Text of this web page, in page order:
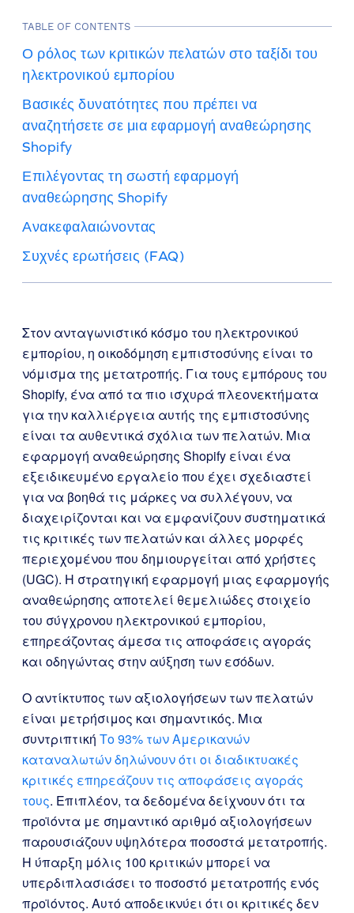
TABLE OF CONTENTS
Ο ρόλος των κριτικών πελατών στο ταξίδι του
ηλεκτρονικού εμπορίου
Βασικές δυνατότητες που πρέπει να
αναζητήσετε σε μια εφαρμογή αναθεώρησης
Shopify
Επιλέγοντας τη σωστή εφαρμογή
αναθεώρησης Shopify
Ανακεφαλαιώνοντας
Συχνές ερωτήσεις (FAQ)
Στον ανταγωνιστικό κόσμο του ηλεκτρονικού
εμπορίου, η οικοδόμηση εμπιστοσύνης είναι το
νόμισμα της μετατροπής. Για τους εμπόρους του
Shopify, ένα από τα πιο ισχυρά πλεονεκτήματα
για την καλλιέργεια αυτής της εμπιστοσύνης
είναι τα αυθεντικά σχόλια των πελατών. Μια
εφαρμογή αναθεώρησης Shopify είναι ένα
εξειδικευμένο εργαλείο που έχει σχεδιαστεί
για να βοηθά τις μάρκες να συλλέγουν, να
διαχειρίζονται και να εμφανίζουν συστηματικά
τις κριτικές των πελατών και άλλες μορφές
περιεχομένου που δημιουργείται από χρήστες
(UGC). Η στρατηγική εφαρμογή μιας εφαρμογής
αναθεώρησης αποτελεί θεμελιώδες στοιχείο
του σύγχρονου ηλεκτρονικού εμπορίου,
επηρεάζοντας άμεσα τις αποφάσεις αγοράς
και οδηγώντας στην αύξηση των εσόδων.
Ο αντίκτυπος των αξιολογήσεων των πελατών
είναι μετρήσιμος και σημαντικός. Μια
συντριπτική Το 93% των Αμερικανών
καταναλωτών δηλώνουν ότι οι διαδικτυακές
κριτικές επηρεάζουν τις αποφάσεις αγοράς
τους. Επιπλέον, τα δεδομένα δείχνουν ότι τα
προϊόντα με σημαντικό αριθμό αξιολογήσεων
παρουσιάζουν υψηλότερα ποσοστά μετατροπής.
Η ύπαρξη μόλις 100 κριτικών μπορεί να
υπερδιπλασιάσει το ποσοστό μετατροπής ενός
προϊόντος. Αυτό αποδεικνύει ότι οι κριτικές δεν